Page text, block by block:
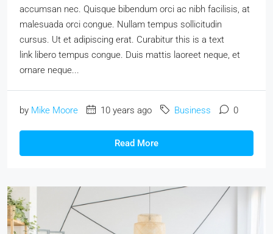
accumsan nec. Quisque bibendum orci ac nibh facilisis, at
malesuada orci congue. Nullam tempus sollicitudin
cursus. Ut et adipiscing erat. Curabitur this is a text
link libero tempus congue. Duis mattis laoreet neque, et
ornare neque...
by Mike Moore 10 years ago Business 0
Read More